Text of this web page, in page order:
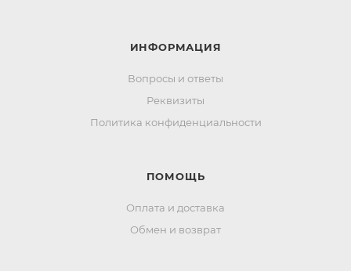
ИНФОРМАЦИЯ
Вопросы и ответы
Реквизиты
Политика конфиденциальности
ПОМОЩЬ
Оплата и доставка
Обмен и возврат